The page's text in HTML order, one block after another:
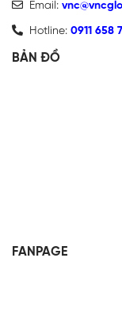
Email:
Hotline: 0911 658
BẢN ĐỒ
FANPAGE